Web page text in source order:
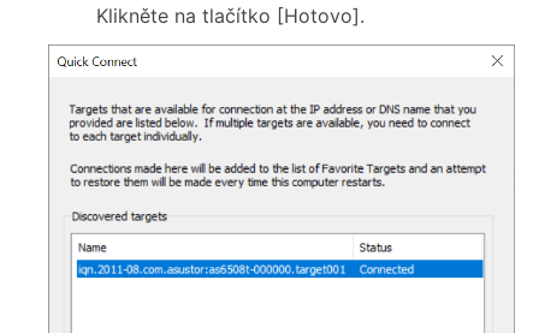
Klikněte na tlačítko [Hotovo].